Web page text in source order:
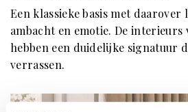
Een klassieke basis met daarover
ambacht en emotie. De interieurs
hebben een duidelijke signatuur
verrassen.